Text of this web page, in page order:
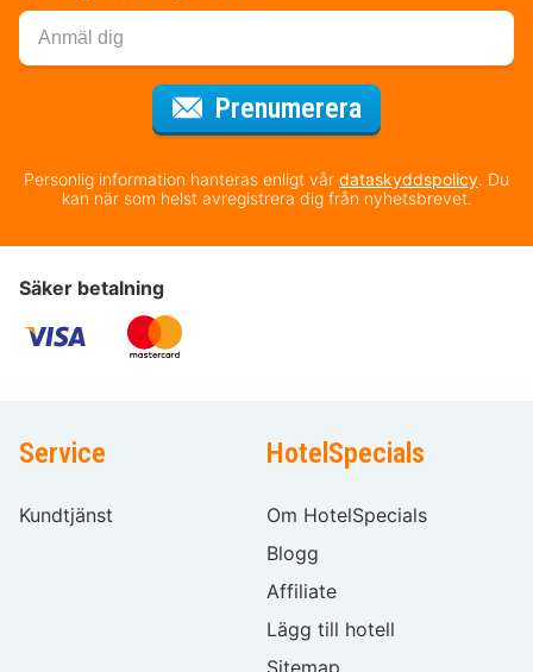
Prenumerera
Personlig information hanteras enligt vår dataskyddspolicy. Du
kan när som helst avregistrera dig från nyhetsbrevet.
Säker betalning
Service
Kundtjänst
HotelSpecials
Om HotelSpecials
Blogg
Affiliate
Lägg till hotell